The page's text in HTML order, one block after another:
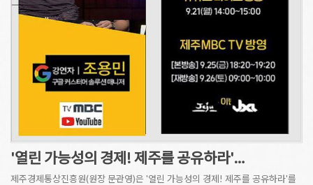
'열린 가능성의 경제! 제주를 공유하라'…
제주경제통상진흥원(원장 문관영)은 '열린 가능성의 경제! 제주를 공유하라'를